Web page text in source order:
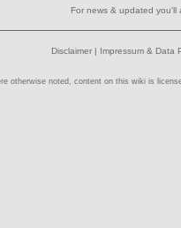
For news & updated
Disclaimer | Impressum & Data
otherwise noted, content on this wiki is